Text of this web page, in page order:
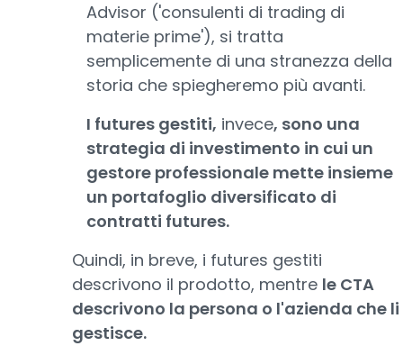
Advisor ('consulenti di trading di
materie prime'), si tratta
semplicemente di una stranezza della
storia che spiegheremo più avanti.
I futures gestiti, invece, sono una
strategia di investimento in cui un
gestore professionale mette insieme
un portafoglio diversificato di
contratti futures.
Quindi, in breve, i futures gestiti
descrivono il prodotto, mentre le CTA
descrivono la persona o l'azienda che li
gestisce.